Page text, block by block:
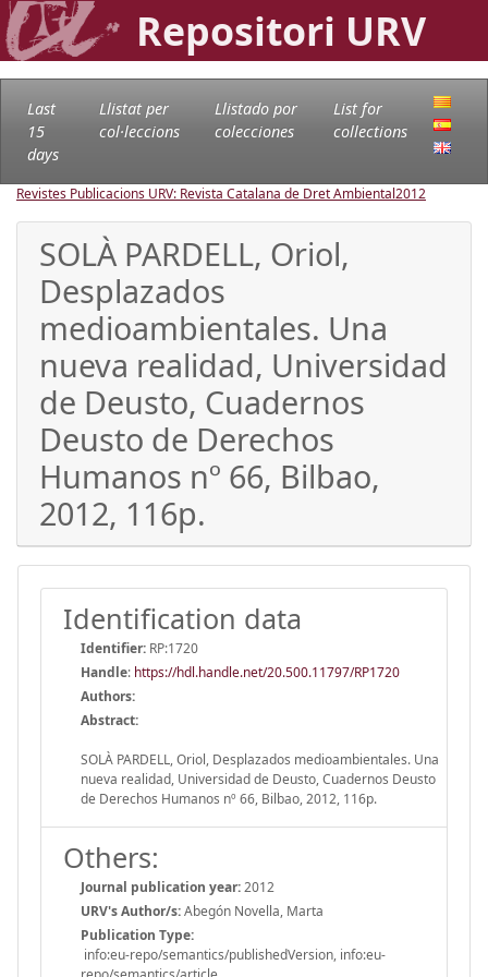
Repositori URV
Last
15
days
Llistat per
col·leccions
Llistado por
colecciones
List for
collections
Revistes Publicacions URV: Revista Catalana de Dret Ambiental2012
SOLÀ PARDELL, Oriol,
Desplazados
medioambientales. Una
nueva realidad, Universidad
de Deusto, Cuadernos
Deusto de Derechos
Humanos nº 66, Bilbao,
2012, 116p.
Identification data
Identifier: RP:1720
Handle: https://hdl.handle.net/20.500.11797/RP1720
Authors:
Abstract:
SOLÀ PARDELL, Oriol, Desplazados medioambientales. Una
nueva realidad, Universidad de Deusto, Cuadernos Deusto
de Derechos Humanos nº 66, Bilbao, 2012, 116p.
Others:
Journal publication year:2012
URV's Author/s:Abegón Novella, Marta
Publication Type:
info:eu-repo/semantics/publishedVersion, info:eu-